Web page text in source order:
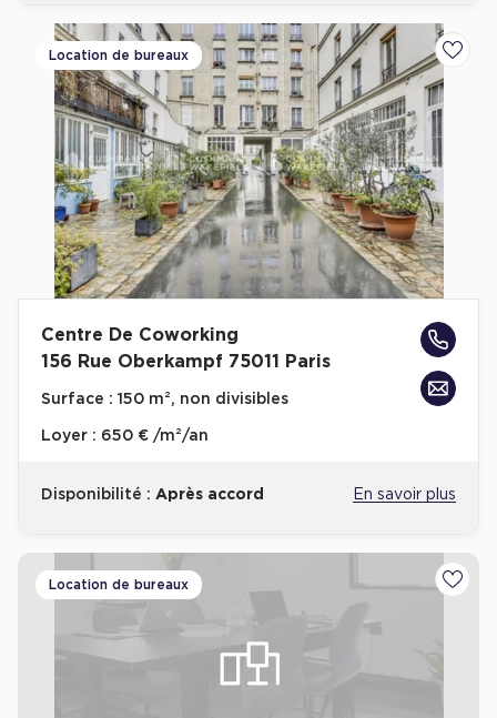
Bureaux privés à Lille
Plateaux opérés
Plateaux opérés à Paris
Plateaux opérés à Lyon
Plateaux opérés à Neuilly-sur-Seine
Plateaux opérés à Saint-Ouen
Plateaux opérés à Boulogne-Billancourt
Bureaux privés avec terrasse
Cas Clients
Location de bureaux
Centre De Coworking
156 Rue Oberkampf 75011 Paris
Surface : 150 m², non divisibles
Loyer : 650 € /m²/an
Disponibilité : Après accord En savoir plus
Location de bureaux